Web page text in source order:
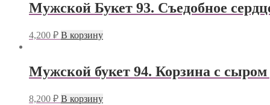
Мужской Букет 93. Съедобное
4,200 ₽ В корзину
Мужской букет 94. Корзина с
8,200 ₽ В корзину